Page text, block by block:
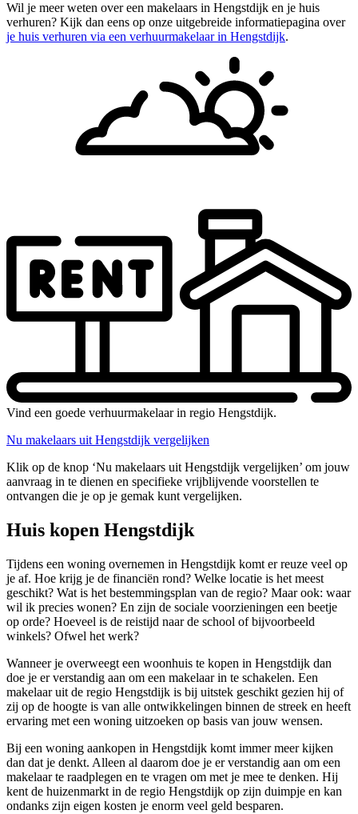
Wil je meer weten over een makelaars in Hengstdijk en je huis
verhuren? Kijk dan eens op onze uitgebreide informatiepagina over
je huis verhuren via een verhuurmakelaar in Hengstdijk.
Vind een goede verhuurmakelaar in regio Hengstdijk.
Nu makelaars uit Hengstdijk vergelijken
Klik op de knop ‘Nu makelaars uit Hengstdijk vergelijken’ om jouw
aanvraag in te dienen en specifieke vrijblijvende voorstellen te
ontvangen die je op je gemak kunt vergelijken.
Huis kopen Hengstdijk
Tijdens een woning overnemen in Hengstdijk komt er reuze veel op
je af. Hoe krijg je de financiën rond? Welke locatie is het meest
geschikt? Wat is het bestemmingsplan van de regio? Maar ook: waar
wil ik precies wonen? En zijn de sociale voorzieningen een beetje
op orde? Hoeveel is de reistijd naar de school of bijvoorbeeld
winkels? Ofwel het werk?
Wanneer je overweegt een woonhuis te kopen in Hengstdijk dan
doe je er verstandig aan om een makelaar in te schakelen. Een
makelaar uit de regio Hengstdijk is bij uitstek geschikt gezien hij of
zij op de hoogte is van alle ontwikkelingen binnen de streek en heeft
ervaring met een woning uitzoeken op basis van jouw wensen.
Bij een woning aankopen in Hengstdijk komt immer meer kijken
dan dat je denkt. Alleen al daarom doe je er verstandig aan om een
makelaar te raadplegen en te vragen om met je mee te denken. Hij
kent de huizenmarkt in de regio Hengstdijk op zijn duimpje en kan
ondanks zijn eigen kosten je enorm veel geld besparen.